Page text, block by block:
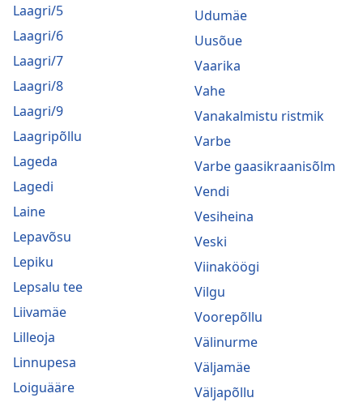
Laagri/5
Laagri/6
Laagri/7
Laagri/8
Laagri/9
Laagripõllu
Lageda
Lagedi
Laine
Lepavõsu
Lepiku
Lepsalu tee
Liivamäe
Lilleoja
Linnupesa
Loiguääre
Udumäe
Uusõue
Vaarika
Vahe
Vanakalmistu ristmik
Varbe
Varbe gaasikraanisõlm
Vendi
Vesiheina
Veski
Viinaköögi
Vilgu
Voorepõllu
Välinurme
Väljamäe
Väljapõllu